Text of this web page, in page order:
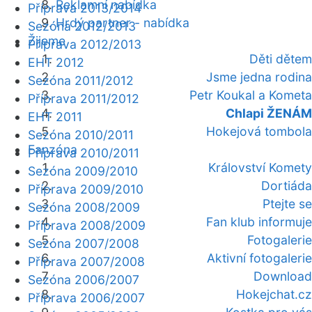
Reklamní nabídka
Hrdý partner - nabídka
Žijeme
Děti dětem
Jsme jedna rodina
Petr Koukal a Kometa
Chlapi ŽENÁM
Hokejová tombola
Fanzóna
Království Komety
Dortiáda
Ptejte se
Fan klub informuje
Fotogalerie
Aktivní fotogalerie
Download
Hokejchat.cz
Příprava 2013/2014
Sezóna 2012/2013
Příprava 2012/2013
EHT 2012
Sezóna 2011/2012
Příprava 2011/2012
EHT 2011
Sezóna 2010/2011
Příprava 2010/2011
Sezóna 2009/2010
Příprava 2009/2010
Sezóna 2008/2009
Příprava 2008/2009
Sezóna 2007/2008
Příprava 2007/2008
Sezóna 2006/2007
Příprava 2006/2007